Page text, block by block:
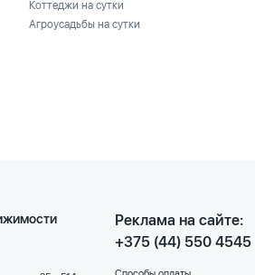
Коттеджи на сутки
Агроусадьбы на сутки
Реклама на сайте:
+375 (44) 550 4545